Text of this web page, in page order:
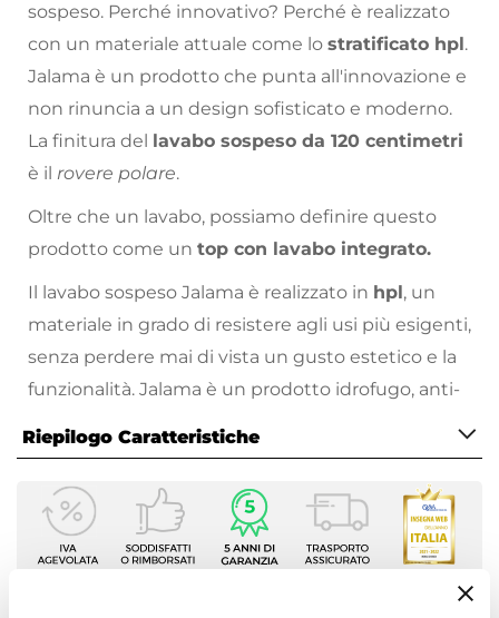
sospeso. Perché innovativo? Perché è realizzato
con un materiale attuale come lo stratificato hpl .
Jalama è un prodotto che punta all'innovazione e
non rinuncia a un design sofisticato e moderno.
La finitura del
lavabo sospeso da 120 centimetri
è il rovere polare.
Oltre che un lavabo, possiamo definire questo
prodotto come un top con lavabo integrato.
Il lavabo sospeso Jalama è realizzato in hpl , un
materiale in grado di resistere agli usi più esigenti,
senza perdere mai di vista un gusto estetico e la
funzionalità. Jalama è un prodotto idrofugo, anti-
resistente all'usura.
Un materiale innovativo: lostratificato HPL.
Questo materiale è di qualità eccellente e risulta
esteticamente moderno. Perché si usa in bagno?
Riepilogo Caratteristiche
Caratteristiche
Forma
Rettangolare